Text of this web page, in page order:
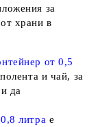
за
храни в
от 0,5
и чай, за
и да
литра е